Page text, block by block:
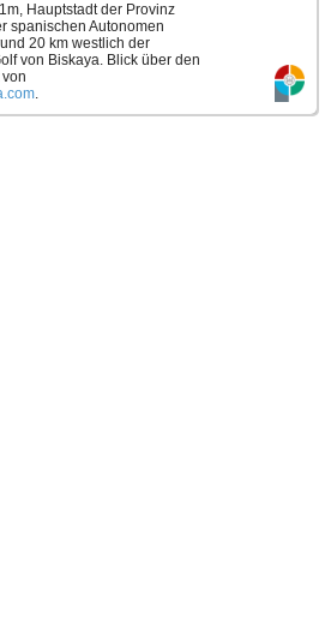
Hauptstadt der Provinz
spanischen Autonomen
20 km westlich der
von Biskaya. Blick über den
.